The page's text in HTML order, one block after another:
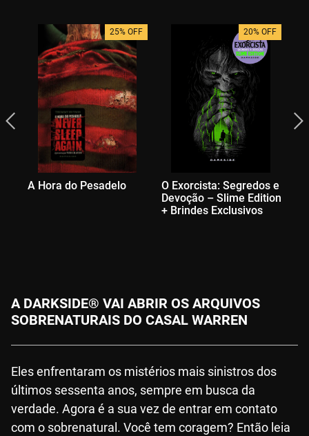
25% OFF
A Hora do Pesadelo
20% OFF
O Exorcista: Segredos e
Devoção – Slime Edition
+ Brindes Exclusivos
A DARKSIDE® VAI ABRIR OS ARQUIVOS
SOBRENATURAIS DO CASAL WARREN
Eles enfrentaram os mistérios mais sinistros dos
últimos sessenta anos, sempre em busca da
verdade. Agora é a sua vez de entrar em contato
com o sobrenatural. Você tem coragem? Então leia